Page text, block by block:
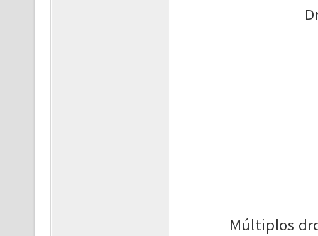
Múltiplos